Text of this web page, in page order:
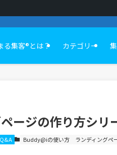
る集客®️とは？ カテゴリー
ージの作り方シ
Buddy@iの使い方 ランディングペ